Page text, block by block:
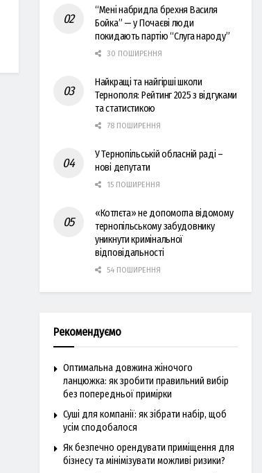
“Мені набридла брехня Василя
Бойка” — у Почаєві люди
покидають партію “Слуга народу”
30 ПОШИРЕННЯ
Найкращі та найгірші школи
Тернополя: Рейтинг 2025 з відгуками
та статистикою
78 ПОШИРЕННЯ
У Тернопільській обласній раді –
нові депутати
15 ПОШИРЕННЯ
«Котлєта» не допомогла відомому
тернопільському забудовнику
уникнути кримінальної
відповідальності
54 ПОШИРЕННЯ
Рекомендуємо
Оптимальна довжина жіночого
ланцюжка: як зробити правильний вибір
без попередньої примірки
Суші для компанії: як зібрати набір, щоб
усім сподобалося
Як безпечно орендувати приміщення для
бізнесу та мінімізувати можливі ризики?